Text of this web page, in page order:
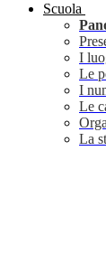
Scuola
I
Le
I
Le
La